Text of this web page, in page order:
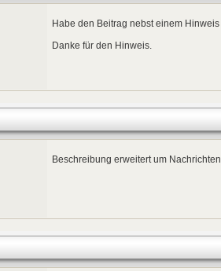
Habe den Beitrag nebst einem
Danke für den Hinweis.
Beschreibung erweitert um